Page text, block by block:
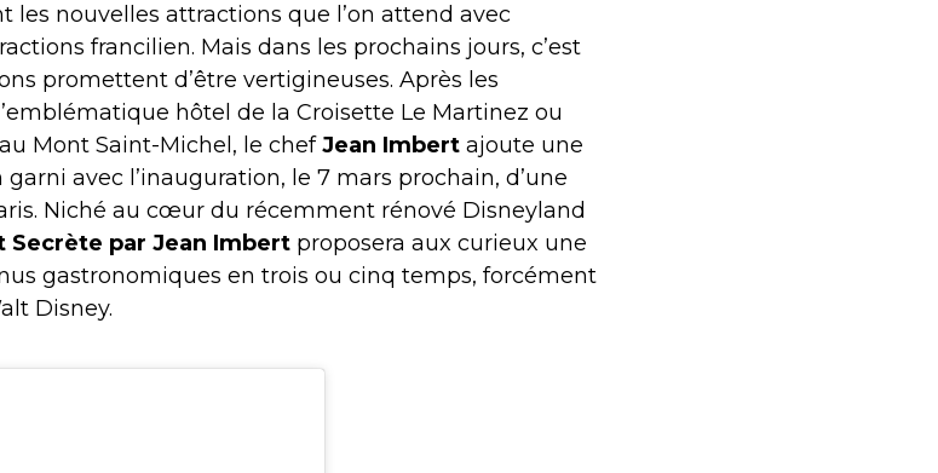
les nouvelles attractions que l’on attend avec
francilien. Mais dans les prochains jours, c’est
promettent d’être vertigineuses. Après les
hôtel de la Croisette Le Martinez ou
Mont Saint-Michel, le chefJean Imbert ajoute une
avec l’inauguration, le 7 mars prochain, d’une
Niché au cœur du récemment rénové Disneyland
Secrète par Jean Imbert proposera aux curieux une
gastronomiques en trois ou cinq temps, forcément
Disney.